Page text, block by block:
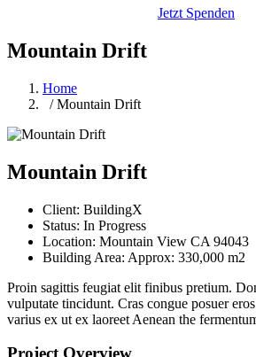
Jetzt Spenden
Mountain Drift
Home
/ Mountain Drift
Mountain Drift
Client: BuildingX
Status: In Progress
Location: Mountain View CA 94043
Building Area: Approx: 330,000 m2
Proin sagittis feugiat elit finibus pretium.
vulputate tincidunt. Cras congue posuer
varius ex ut ex laoreet Aenean the